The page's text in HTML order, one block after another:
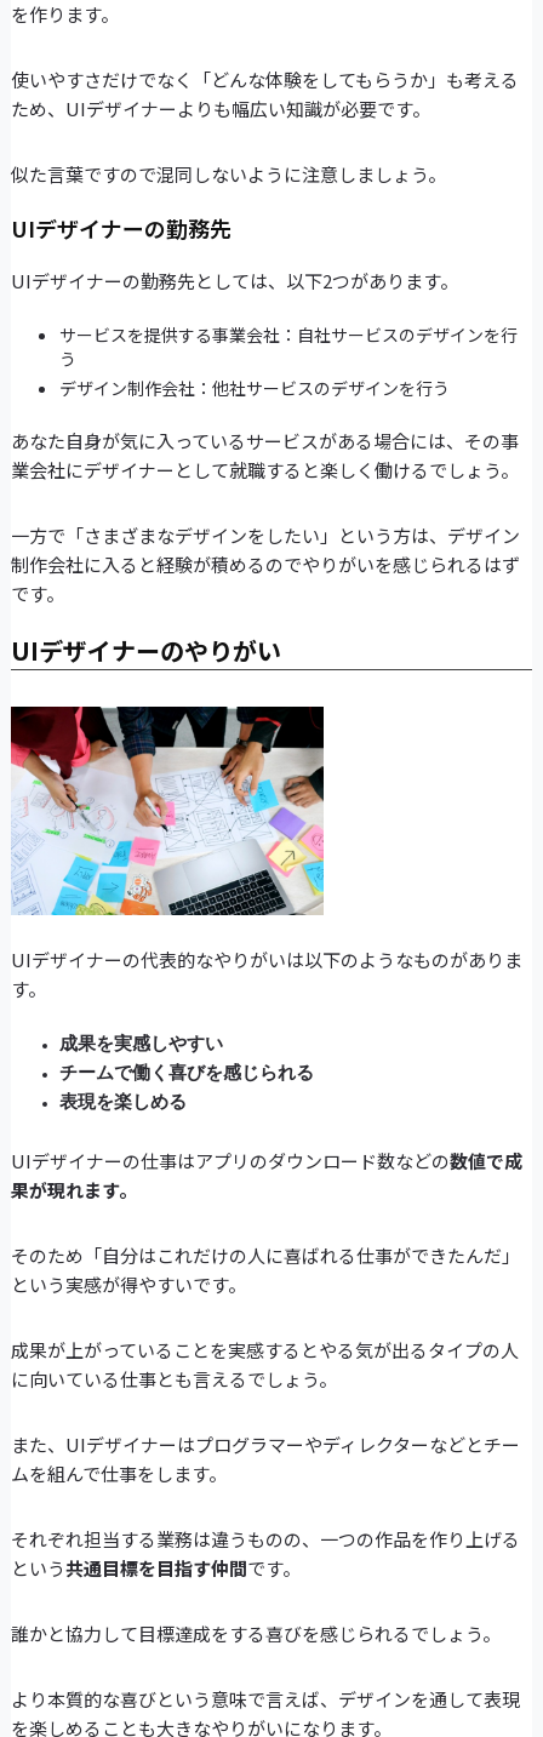
を作ります。
使いやすさだけでなく「どんな体験をしてもらうか」も考える
ため、UIデザイナーよりも幅広い知識が必要です。
似た言葉ですので混同しないように注意しましょう。
UIデザイナーの勤務先
UIデザイナーの勤務先としては、以下2つがあります。
サービスを提供する事業会社：自社サービスのデザインを行
う
デザイン制作会社：他社サービスのデザインを行う
あなた自身が気に入っているサービスがある場合には、その事
業会社にデザイナーとして就職すると楽しく働けるでしょう。
一方で「さまざまなデザインをしたい」という方は、デザイン
制作会社に入ると経験が積めるのでやりがいを感じられるはず
です。
UIデザイナーのやりがい
UIデザイナーの代表的なやりがいは以下のようなものがありま
す。
成果を実感しやすい
チームで働く喜びを感じられる
表現を楽しめる
UIデザイナーの仕事はアプリのダウンロード数などの数値で成
果が現れます。
そのため「自分はこれだけの人に喜ばれる仕事ができたんだ」
という実感が得やすいです。
成果が上がっていることを実感するとやる気が出るタイプの人
に向いている仕事とも言えるでしょう。
また、UIデザイナーはプログラマーやディレクターなどとチー
ムを組んで仕事をします。
それぞれ担当する業務は違うものの、一つの作品を作り上げる
という共通目標を目指す仲間です。
誰かと協力して目標達成をする喜びを感じられるでしょう。
より本質的な喜びという意味で言えば、デザインを通して表現
を楽しめることも大きなやりがいになります。